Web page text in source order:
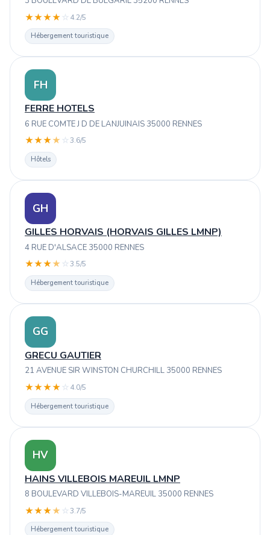
★★★★ ☆ 4.2/5
Hébergement touristique
FH
FERRE HOTELS
6 RUE COMTE J D DE LANJUINAIS 35000 RENNES
★★★★ ☆3.6/5
Hôtels
GH
GILLES HORVAIS (HORVAIS GILLES LMNP)
4 RUE D'ALSACE 35000 RENNES
★★★★ ☆3.5/5
Hébergement touristique
GG
GRECU GAUTIER
21 AVENUE SIR WINSTON CHURCHILL 35000 RENNES
★★★★ ☆ 4.0/5
Hébergement touristique
HV
HAINS VILLEBOIS MAREUIL LMNP
8 BOULEVARD VILLEBOIS-MAREUIL 35000 RENNES
★★★★ ☆3.7/5
Hébergement touristique